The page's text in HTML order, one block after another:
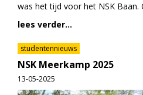
was het tijd voor het NSK Baan.
lees verder...
studentennieuws
NSK Meerkamp 2025
13-05-2025